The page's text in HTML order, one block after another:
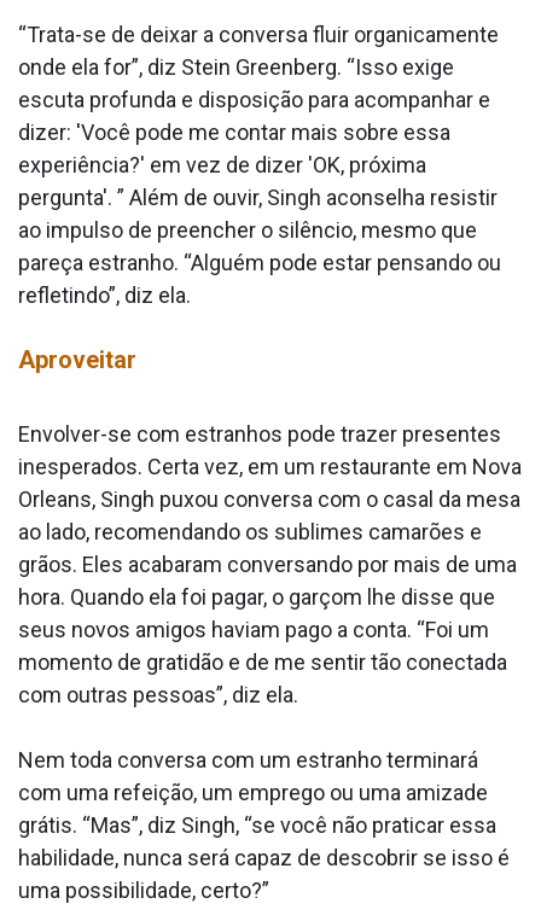
“Trata-se de deixar a conversa fluir organicamente
onde ela for”, diz Stein Greenberg. “Isso exige
escuta profunda e disposição para acompanhar e
dizer: 'Você pode me contar mais sobre essa
experiência?' em vez de dizer 'OK, próxima
pergunta'. ” Além de ouvir, Singh aconselha resistir
ao impulso de preencher o silêncio, mesmo que
pareça estranho. “Alguém pode estar pensando ou
refletindo”, diz ela.
Aproveitar
Envolver-se com estranhos pode trazer presentes
inesperados. Certa vez, em um restaurante em Nova
Orleans, Singh puxou conversa com o casal da mesa
ao lado, recomendando os sublimes camarões e
grãos. Eles acabaram conversando por mais de uma
hora. Quando ela foi pagar, o garçom lhe disse que
seus novos amigos haviam pago a conta. “Foi um
momento de gratidão e de me sentir tão conectada
com outras pessoas”, diz ela.
Nem toda conversa com um estranho terminará
com uma refeição, um emprego ou uma amizade
grátis. “Mas”, diz Singh, “se você não praticar essa
habilidade, nunca será capaz de descobrir se isso é
uma possibilidade, certo?”